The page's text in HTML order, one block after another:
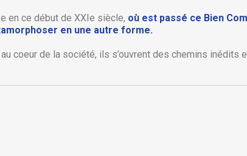
liste d'envies
en ce début de XXIe siècle, où est passé ce Bien
en une autre forme.
coeur de la société, ils s’ouvrent des chemins inédits